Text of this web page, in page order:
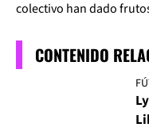
colectivo han dado
CONTENIDO